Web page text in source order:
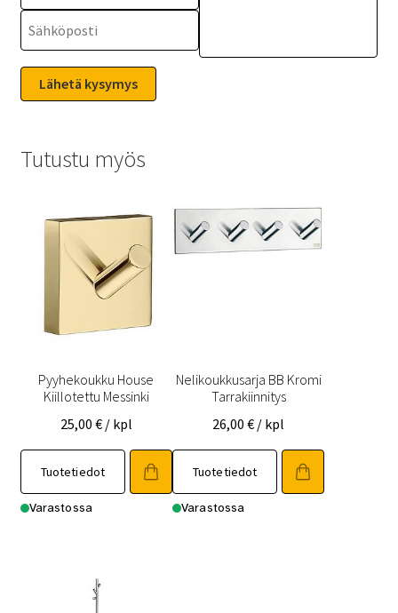
Tutustu myös
Pyyhekoukku House
Kiillotettu Messinki
25,00 € / kpl
Tuotetiedot
Varastossa
Nelikoukkusarja BB Kromi
Tarrakiinnitys
26,00€ / kpl
Tuotetiedot
Varastossa